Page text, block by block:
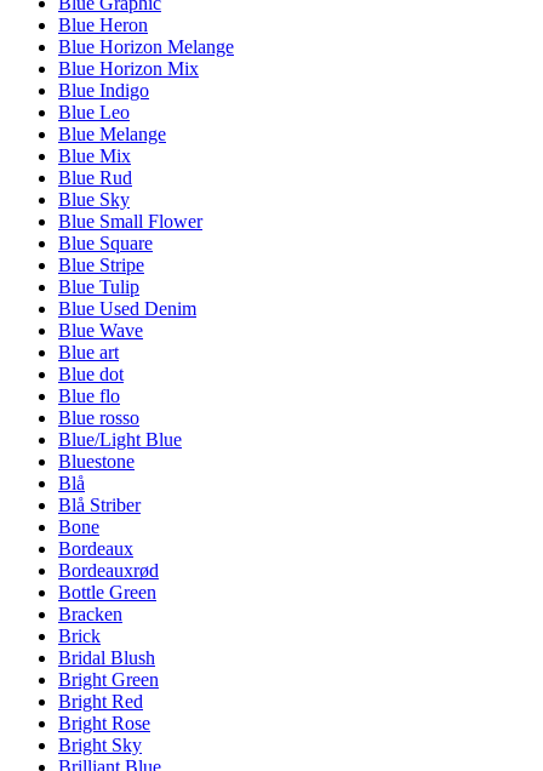
Blue Heron
Blue Horizon Melange
Blue Horizon Mix
Blue Indigo
Blue Leo
Blue Melange
Blue Mix
Blue Rud
Blue Sky
Blue Small Flower
Blue Square
Blue Stripe
Blue Tulip
Blue Used Denim
Blue Wave
Blue art
Blue dot
Blue flo
Blue rosso
Blue/Light Blue
Bluestone
Blå
Blå Striber
Bone
Bordeaux
Bordeauxrød
Bottle Green
Bracken
Brick
Bridal Blush
Bright Green
Bright Red
Bright Rose
Bright Sky
Brilliant Blue